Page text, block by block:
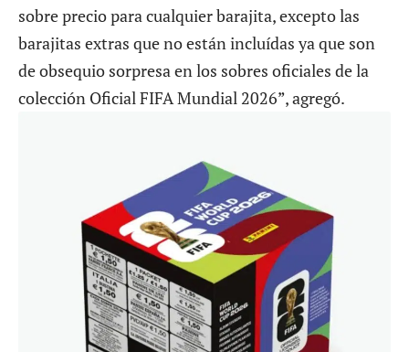
sobre precio para cualquier barajita, excepto las
barajitas extras que no están incluídas ya que son
de obsequio sorpresa en los sobres oficiales de la
colección Oficial FIFA Mundial 2026”, agregó.